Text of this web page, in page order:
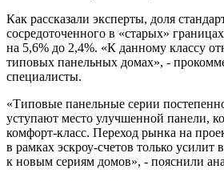
Как рассказали эксперты, доля
сосредоточенного в «старых»
на 5,6% до 2,4%. «К данному классу
типовых панельных домах», -
специалисты.
«Типовые панельные серии
уступают место улучшенной панели,
комфорт-класс. Переход рынка на
в рамках эскроу-счетов только усилит
к новым сериям домов», - пояснили